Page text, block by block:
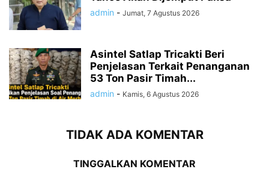
admin - Jumat, 7 Agustus 2026
Asintel Satlap Tricakti Beri
Penjelasan Terkait Penanganan
53 Ton Pasir Timah...
admin - Kamis, 6 Agustus 2026
TIDAK ADA KOMENTAR
TINGGALKAN KOMENTAR